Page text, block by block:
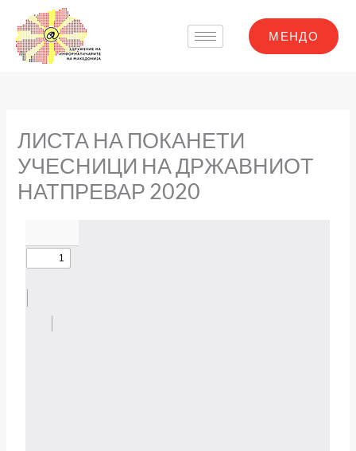
content
МЕНДО
ЛИСТА НА ПОКАНЕТИ
УЧЕСНИЦИ НА ДРЖАВНИОТ
НАТПРЕВАР 2020